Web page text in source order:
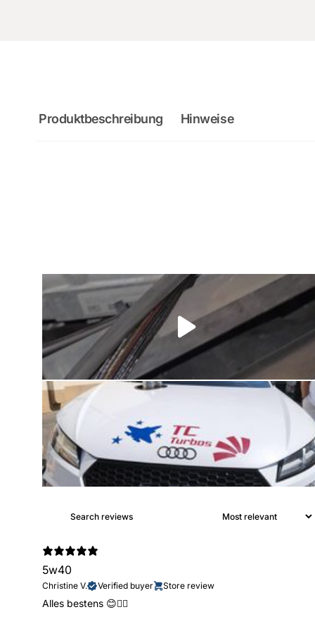
Produktbeschreibung Hinweise
5w40
Christine V. Verified buyer Store review
Alles bestens 😊👍🏻